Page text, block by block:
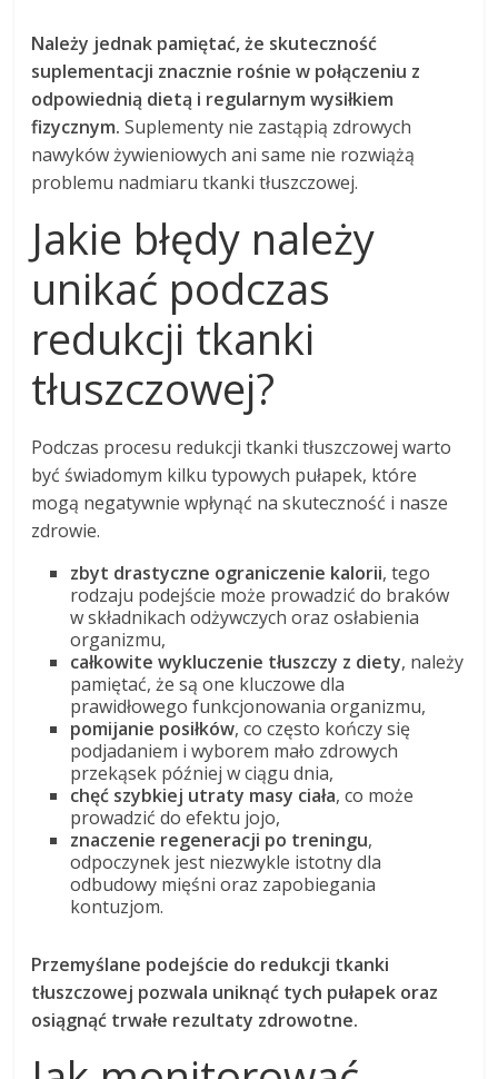
Należy jednak pamiętać, że skuteczność
suplementacji znacznie rośnie w połączeniu z
odpowiednią dietą i regularnym wysiłkiem
fizycznym. Suplementy nie zastąpią zdrowych
nawyków żywieniowych ani same nie rozwiążą
problemu nadmiaru tkanki tłuszczowej.
Jakie błędy należy
unikać podczas
redukcji tkanki
tłuszczowej?
Podczas procesu redukcji tkanki tłuszczowej warto
być świadomym kilku typowych pułapek, które
mogą negatywnie wpłynąć na skuteczność i nasze
zdrowie.
zbyt drastyczne ograniczenie kalorii, tego
rodzaju podejście może prowadzić do braków
w składnikach odżywczych oraz osłabienia
organizmu,
całkowite wykluczenie tłuszczy z diety, należy
pamiętać, że są one kluczowe dla
prawidłowego funkcjonowania organizmu,
pomijanie posiłków, co często kończy się
podjadaniem i wyborem mało zdrowych
przekąsek później w ciągu dnia,
chęć szybkiej utraty masy ciała, co może
prowadzić do efektu jojo,
znaczenie regeneracji po treningu,
odpoczynek jest niezwykle istotny dla
odbudowy mięśni oraz zapobiegania
kontuzjom.
Przemyślane podejście do redukcji tkanki
tłuszczowej pozwala uniknąć tych pułapek oraz
osiągnąć trwałe rezultaty zdrowotne.